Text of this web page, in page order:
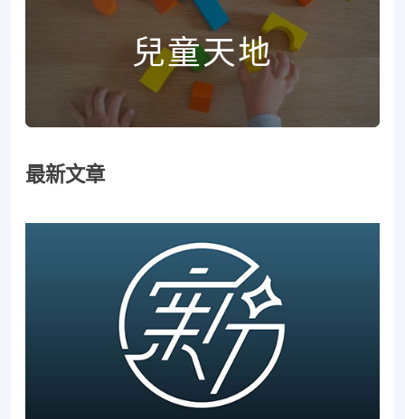
兒童天地
最新文章